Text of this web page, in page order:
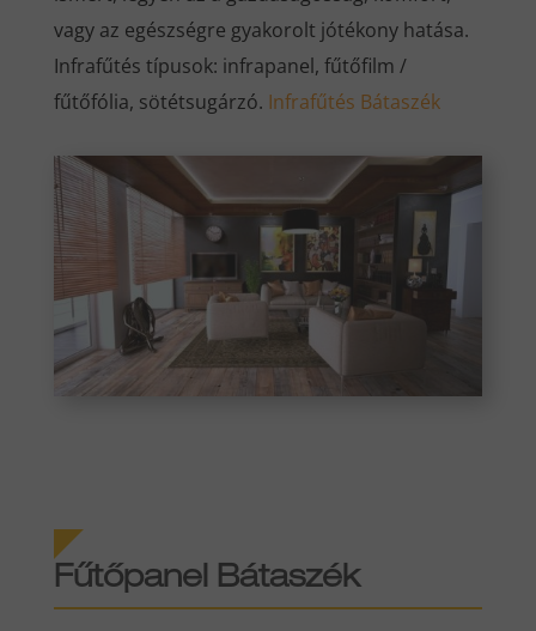
vagy az egészségre gyakorolt jótékony hatása.
Infrafűtés típusok: infrapanel, fűtőfilm /
fűtőfólia, sötétsugárzó. Infrafűtés Bátaszék
Fűtőpanel Bátaszék